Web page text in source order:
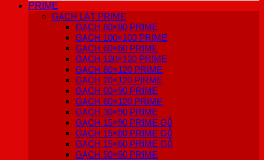
PRIME
GẠCH LÁT PRIME
GẠCH 80×80 PRIME
GẠCH 100×100 PRIME
GẠCH 60×60 PRIME
GẠCH 120×120 PRIME
GẠCH 80×120 PRIME
GẠCH 20×120 PIRME
GẠCH 60×90 PRIME
GẠCH 60×120 PRIME
GẠCH 30×90 PRIME
GẠCH 15×90 PRIME GỖ
GẠCH 15×80 PRIME GỖ
GẠCH 15×60 PRIME GỖ
GẠCH 50×50 PRIME